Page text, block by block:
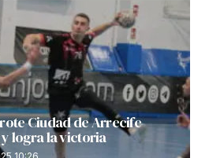
Ciudad de Arrecife
logra la victoria